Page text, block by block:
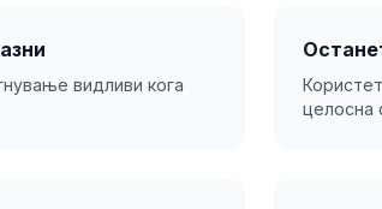
видливи кога
целосна